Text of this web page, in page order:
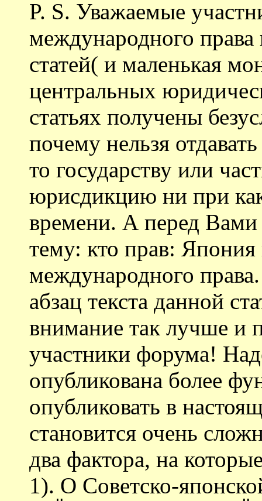
P. S. Уважаемые
международного
статей( и маленькая
центральных
статьях получены
почему нельзя
то государству или
юрисдикцию ни при
времени. А перед
тему: кто прав: Япония
международного
абзац текста данной
внимание так лучше и
участники форума!
опубликована более
опубликовать в
становится очень
два фактора, на
1). О Советско-